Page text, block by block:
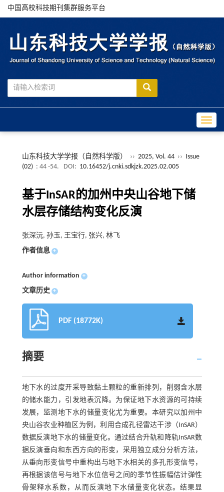
中国高校科技期刊集群服务平台
山东科技大学学报（自然科学版） ›› 2025, Vol. 44 ›› Issue
(02) : 44 -54. DOI: 10.16452/j.cnki.sdkjzk.2025.02.005
基于InSAR的加州中央山谷地下储
水层存储结构变化反演
张深沅, 孙玉, 王宝行, 张兴, 林飞
作者信息 +
Author information +
文章历史 +
PDF (18772K)
摘要
地下水的过度开采导致黏土颗粒的重新排列，削弱含水层
的储水能力，引发地表沉降。为保证地下水资源的可持续
发展，监测地下水的储量变化尤为重要。本研究以加州中
央山谷农业种植区为例，利用合成孔径雷达干涉（InSAR）
数据反演地下水的储量变化。通过结合升轨和降轨InSAR数
据反演垂向和东西方向的形变，采用独立成分分析方法，
从垂向形变信号中重构出与地下水相关的多孔形变信号，
再根据该信号与地下水位信号之间的季节性振幅估计弹性
骨架释水系数，从而反演地下水储量变化状态。结果显